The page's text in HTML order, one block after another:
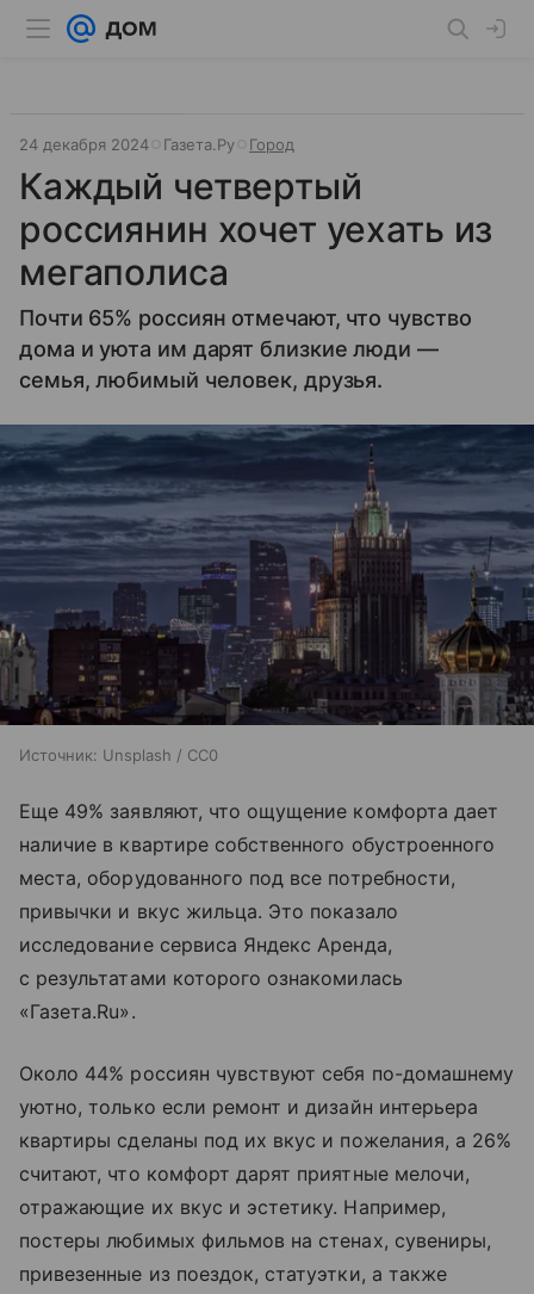
24 декабря 2024 Газета.Ру Город
Каждый четвертый
россиянин хочет уехать из
мегаполиса
Почти 65% россиян отмечают, что чувство
дома и уюта им дарят близкие люди —
семья, любимый человек, друзья.
Источник: Unsplash / CC0
Еще 49% заявляют, что ощущение комфорта дает
наличие в квартире собственного обустроенного
места, оборудованного под все потребности,
привычки и вкус жильца. Это показало
исследование сервиса Яндекс Аренда,
с результатами которого ознакомилась
«Газета.Ru».
Около 44% россиян чувствуют себя по-домашнему
уютно, только если ремонт и дизайн интерьера
квартиры сделаны под их вкус и пожелания, а 26%
считают, что комфорт дарят приятные мелочи,
отражающие их вкус и эстетику. Например,
постеры любимых фильмов на стенах, сувениры,
привезенные из поездок, статуэтки, а также